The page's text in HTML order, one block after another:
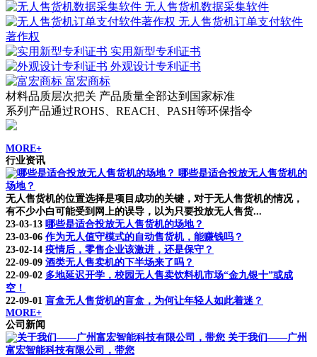
无人售货机数据采集软件
无人售货机订单支付软件
著作权
实用新型专利证书
外观设计专利证书
富宏商标
材料品质层次把关 产品质量全部达到国家标准
系列产品通过ROHS、REACH、PASH等环保指令
MORE+
行业资讯
哪些是适合投放无人售货机的
场地？
无人售货机的位置选择是项目成功的关键，对于无人售货机的情况，
有不少小白可能受到网上的误导，以为只要投放无人售货...
23-03-13 哪些是适合投放无人售货机的场地？
23-03-06 作为无人值守模式的自动售货机，能赚钱吗？
23-02-14 疫情后，零售企业该激进，还是保守？
22-09-09 酒类无人售卖机的下半场来了吗？
22-09-02 多地延迟开学，校园无人售卖饮料机市场“金九银十”或成
空！
22-09-01 盲盒无人售货机的盲盒，为何让年轻人如此着迷？
MORE+
公司新闻
关于我们——广州
富宏智能科技有限公司，带您